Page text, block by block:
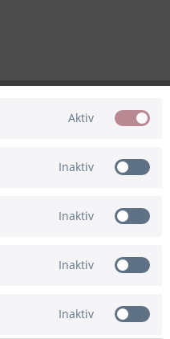
Aktiv
Inaktiv
Inaktiv
Inaktiv
Inaktiv